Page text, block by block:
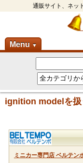
通販サイト、ネッ
Menu ▼
ignition modelを扱
ミニカー専門店 ベルテン